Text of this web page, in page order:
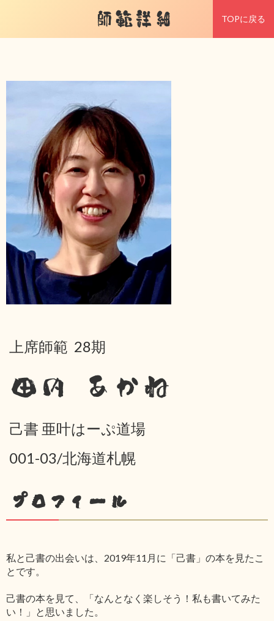
師範詳細 TOPに戻る
上席師範 28期
田内 あかね
己書 亜叶はーぷ道場
001-03/北海道札幌
プロフィール
私と己書の出会いは、2019年11月に「己書」の本を見たこ
とです。
己書の本を見て、「なんとなく楽しそう！私も書いてみた
い！」と思いました。